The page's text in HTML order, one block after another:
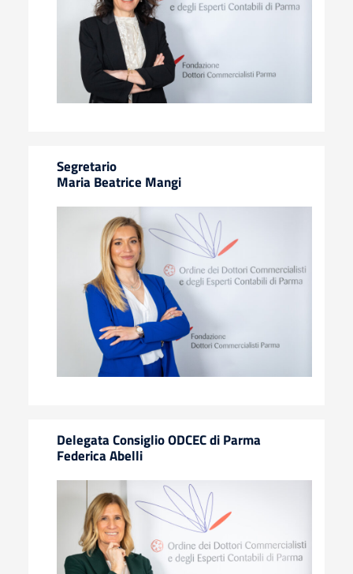
Segretario
Maria Beatrice Mangi
Delegata Consiglio ODCEC di Parma
Federica Abelli